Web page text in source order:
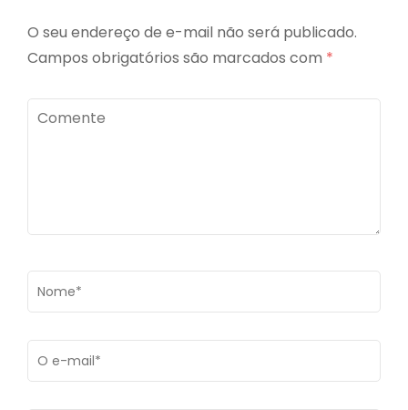
O seu endereço de e-mail não será publicado.
Campos obrigatórios são marcados com *
Comente
Name *
Email